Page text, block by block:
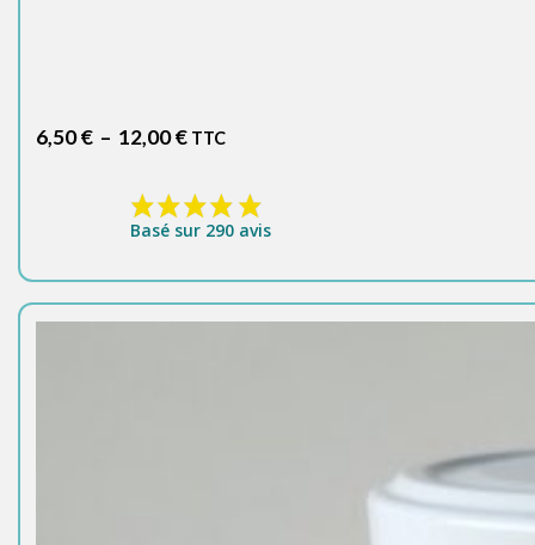
6,50€ – 12,00€Plage
6,50 €
à
TTC
Basé sur 290 avis